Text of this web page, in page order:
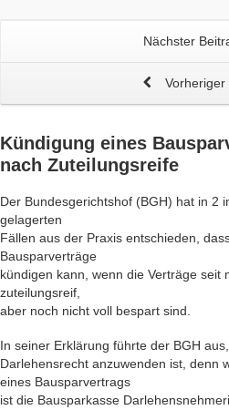
Nächster
Vorheriger
Kündigung eines
nach Zuteilungsreife
Der Bundesgerichtshof (BGH) hat in 2
gelagerten
Fällen aus der Praxis entschieden,
Bausparverträge
kündigen kann, wenn die Verträge seit
zuteilungsreif,
aber noch nicht voll bespart sind.
In seiner Erklärung führte der BGH
Darlehensrecht anzuwenden ist, denn
eines Bausparvertrags
ist die Bausparkasse